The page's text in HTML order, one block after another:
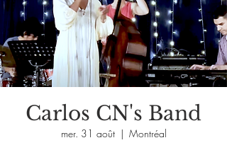
Carlos CN's Band
mer. 31 août
  |
Montréal